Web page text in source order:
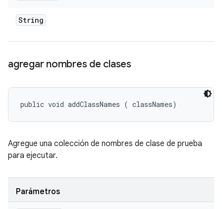
String
agregar nombres de clases
public void addClassNames ( classNames)
Agregue una colección de nombres de clase de prueba
para ejecutar.
Parámetros